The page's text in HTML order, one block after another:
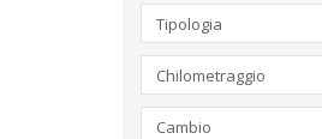
Tipologia
Chilometraggio
Cambio